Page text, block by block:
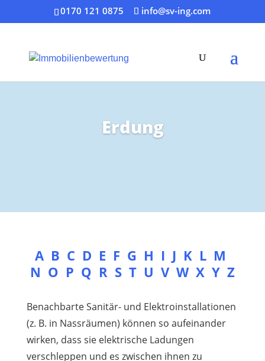
0170 121 0875 info@sv-ing.com
Erdung
A B C D E F G H I J K L M
N O P Q R S T U V W X Y Z
Benachbarte Sanitär- und Elektroinstallationen
(z. B. in Nassräumen) können so aufeinander
wirken, dass sie elektrische Ladungen
verschleppen und es zwischen ihnen zu